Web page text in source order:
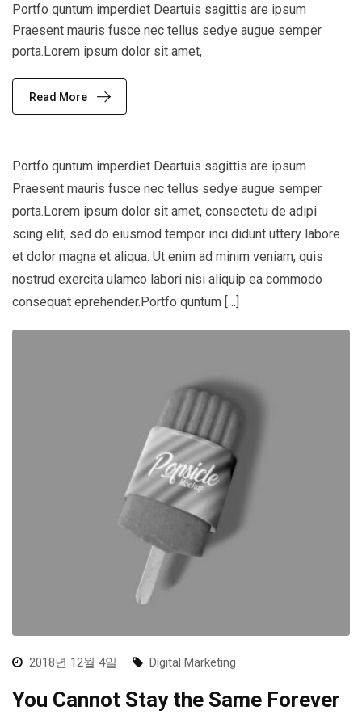
Portfo quntum imperdiet Deartuis sagittis are ipsum
Praesent mauris fusce nec tellus sedye augue semper
porta.Lorem ipsum dolor sit amet,
Read More
Portfo quntum imperdiet Deartuis sagittis are ipsum
Praesent mauris fusce nec tellus sedye augue semper
porta.Lorem ipsum dolor sit amet, consectetu de adipi
scing elit, sed do eiusmod tempor inci didunt uttery labore
et dolor magna et aliqua. Ut enim ad minim veniam, quis
nostrud exercita ulamco labori nisi aliquip ea commodo
consequat eprehender.Portfo quntum […]
2018년 12월 4일 Digital Marketing
You Cannot Stay the Same Forever